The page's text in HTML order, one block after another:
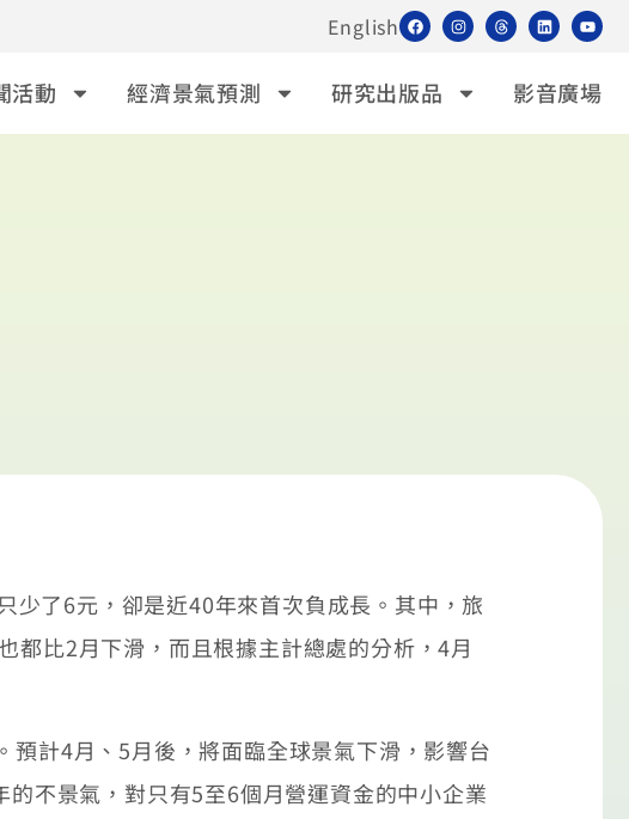
English
活動 經濟景氣預測 研究出版品 影音廣場
了6元，卻是近40年來首次負成長。其中，旅
比2月下滑，而且根據主計總處的分析，4月
計4月、5月後，將面臨全球景氣下滑，影響台
不景氣，對只有5至6個月營運資金的中小企業